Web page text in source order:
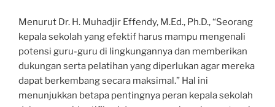
Menurut Dr. H. Muhadjir Effendy, M.Ed., Ph.D., “Seorang
kepala sekolah yang efektif harus mampu mengenali
potensi guru-guru di lingkungannya dan memberikan
dukungan serta pelatihan yang diperlukan agar mereka
dapat berkembang secara maksimal.” Hal ini
menunjukkan betapa pentingnya peran kepala sekolah